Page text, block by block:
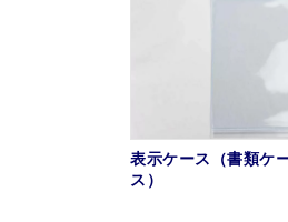
表示ケース（書類ケ
ス）